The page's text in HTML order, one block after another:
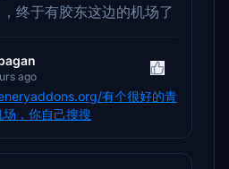
终于有胶东这边的机场了
ago
有个很好的青
场，你自己搜搜